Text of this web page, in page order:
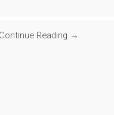
Continue Reading →